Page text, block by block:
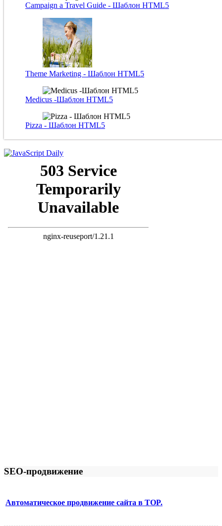
Campaign a Travel Guide - Шаблон HTML5
Theme Marketing - Шаблон HTML5
Medicus -Шаблон HTML5
Pizza - Шаблон HTML5
SEO-продвижение
Автоматическое продвижение сайта в TOP.